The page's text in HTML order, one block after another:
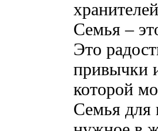
Семья –
Это
привычки
которой
Семья для